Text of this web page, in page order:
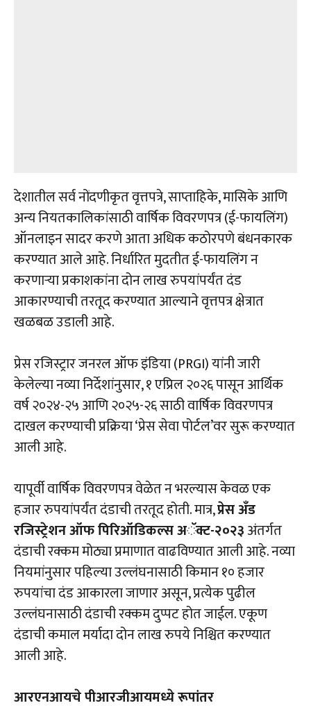
देशातील सर्व नोंदणीकृत वृत्तपत्रे, साप्ताहिके, मासिके आणि
अन्य नियतकालिकांसाठी वार्षिक विवरणपत्र (ई-फायलिंग)
ऑनलाइन सादर करणे आता अधिक कठोरपणे बंधनकारक
करण्यात आले आहे. निर्धारित मुदतीत ई-फायलिंग न
करणाऱ्या प्रकाशकांना दोन लाख रुपयांपर्यंत दंड
आकारण्याची तरतूद करण्यात आल्याने वृत्तपत्र क्षेत्रात
खळबळ उडाली आहे.
प्रेस रजिस्ट्रार जनरल ऑफ इंडिया (PRGI) यांनी जारी
केलेल्या नव्या निर्देशांनुसार, १ एप्रिल २०२६ पासून आर्थिक
वर्ष २०२४-२५ आणि २०२५-२६ साठी वार्षिक विवरणपत्र
दाखल करण्याची प्रक्रिया ‘प्रेस सेवा पोर्टल’वर सुरू करण्यात
आली आहे.
यापूर्वी वार्षिक विवरणपत्र वेळेत न भरल्यास केवळ एक
हजार रुपयांपर्यंत दंडाची तरतूद होती. मात्र,प्रेस अँड
रजिस्ट्रेशन ऑफ पिरिऑडिकल्स अॅक्ट-२०२३अंतर्गत
दंडाची रक्कम मोठ्या प्रमाणात वाढविण्यात आली आहे. नव्या
नियमांनुसार पहिल्या उल्लंघनासाठी किमान १० हजार
रुपयांचा दंड आकारला जाणार असून, प्रत्येक पुढील
उल्लंघनासाठी दंडाची रक्कम दुप्पट होत जाईल. एकूण
दंडाची कमाल मर्यादा दोन लाख रुपये निश्चित करण्यात
आली आहे.
आरएनआयचे पीआरजीआयमध्ये रूपांतर